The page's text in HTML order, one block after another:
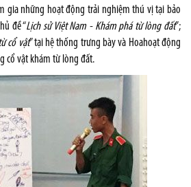
gia những hoạt động trải nghiệm thú vị tại bảo
đề “Lịch sử Việt Nam - Khám phá từ lòng đất”;
cổ vật” tại hệ thống trưng bày và Hoahoạt động
cổ vật khám từ lòng đất.